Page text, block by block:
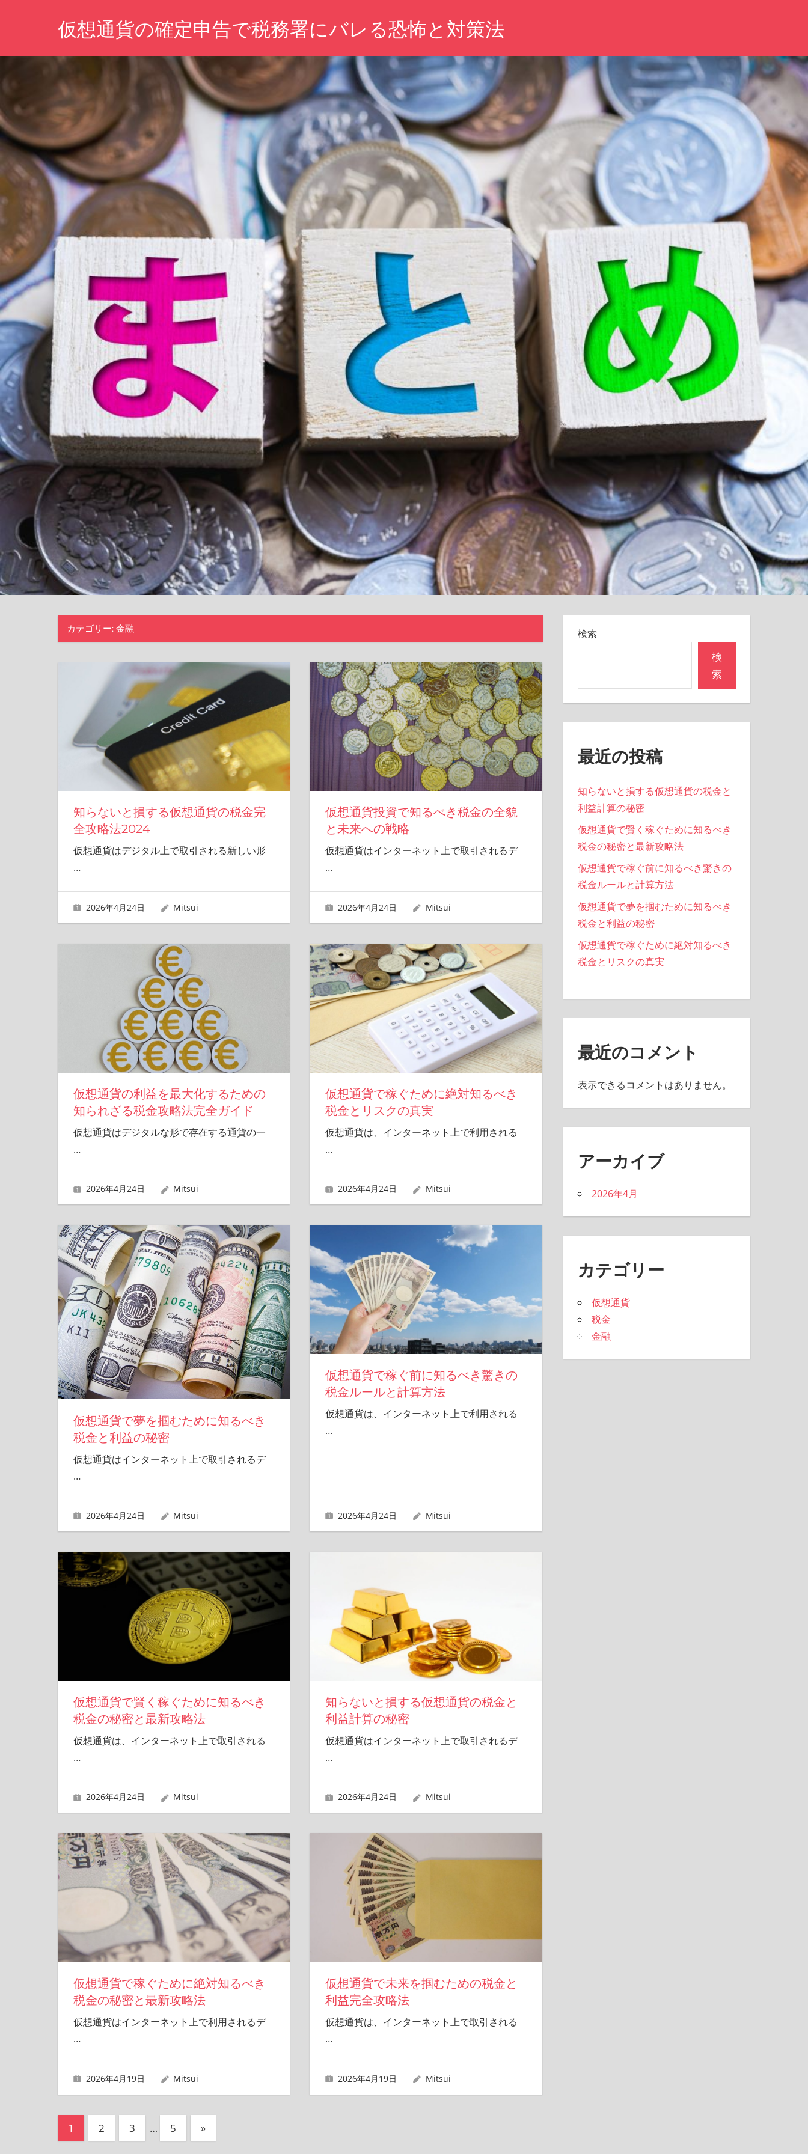
ン
ツ
ス
キ
ッ
プ
仮想通貨の確定申告で税務署にバレる恐怖と対策法
務
を
か
い
く
ぐ
る！
申
告
ま
カテゴリー: 金融
知らないと損する仮想通貨の税金完
全攻略法2024
仮想通貨はデジタル上で取引される新しい形
…
2026年4月24日 Mitsui
仮想通貨投資で知るべき税金の全貌
と未来への戦略
仮想通貨はインターネット上で取引されるデ
…
2026年4月24日 Mitsui
仮想通貨の利益を最大化するための
知られざる税金攻略法完全ガイド
仮想通貨はデジタルな形で存在する通貨の一
…
2026年4月24日 Mitsui
仮想通貨で稼ぐために絶対知るべき
税金とリスクの真実
仮想通貨は、インターネット上で利用される
…
2026年4月24日 Mitsui
仮想通貨で夢を掴むために知るべき
税金と利益の秘密
仮想通貨はインターネット上で取引されるデ
…
2026年4月24日 Mitsui
仮想通貨で稼ぐ前に知るべき驚きの
税金ルールと計算方法
仮想通貨は、インターネット上で利用される
…
2026年4月24日 Mitsui
仮想通貨で賢く稼ぐために知るべき
税金の秘密と最新攻略法
仮想通貨は、インターネット上で取引される
…
2026年4月24日 Mitsui
知らないと損する仮想通貨の税金と
利益計算の秘密
仮想通貨はインターネット上で取引されるデ
…
2026年4月24日 Mitsui
仮想通貨で稼ぐために絶対知るべき
税金の秘密と最新攻略法
仮想通貨はインターネット上で利用されるデ
…
2026年4月19日 Mitsui
仮想通貨で未来を掴むための税金と
利益完全攻略法
仮想通貨は、インターネット上で取引される
…
2026年4月19日 Mitsui
投
稿
1 2 3 … 5
次
の
»
検索
検
索
最近の投稿
知らないと損する仮想通貨の税金と
利益計算の秘密
仮想通貨で賢く稼ぐために知るべき
税金の秘密と最新攻略法
仮想通貨で稼ぐ前に知るべき驚きの
税金ルールと計算方法
仮想通貨で夢を掴むために知るべき
税金と利益の秘密
仮想通貨で稼ぐために絶対知るべき
税金とリスクの真実
最近のコメント
表示できるコメントはありません。
アーカイブ
2026年4月
カテゴリー
仮想通貨
税金
金融